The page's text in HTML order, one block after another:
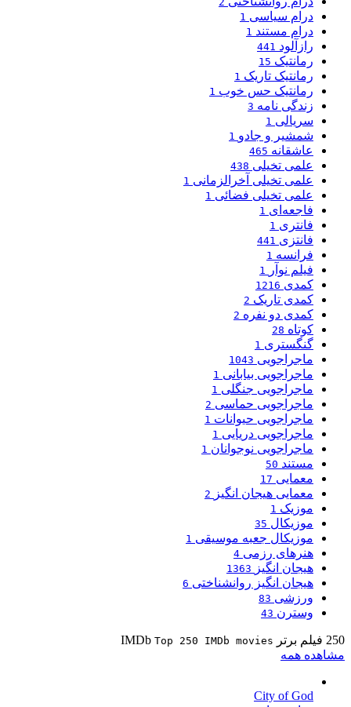
درام سیاسی 1
درام مستند 1
رازآلود 441
رمانتیک 15
رمانتیک تاریک 1
رمانتیک حس خوب 1
زندگی نامه 3
سریالی 1
شمشیر و جادو 1
عاشقانه 465
علمی تخیلی 438
علمی تخیلی آخرالزمانی 1
علمی تخیلی فضائی 1
فاجعه‌ای 1
فانتری 1
فانتزی 441
فرانسه 1
فیلم نوآر 1
کمدی 1216
کمدی تاریک 2
کمدی دو نفره 2
کوتاه 28
گنگستری 1
ماجراجویی 1043
ماجراجویی بیابانی 1
ماجراجویی جنگلی 1
ماجراجویی حماسی 2
ماجراجویی حیوانات 1
ماجراجویی دریایی 1
ماجراجویی نوجوانان 1
مستند 50
معمایی 17
معمایی هیجان انگیز 2
موزیک 1
موزیکال 35
موزیکال جعبه موسیقی 1
هنرهای رزمی 4
هیجان انگیز 1363
هیجان انگیز روانشناختی 6
ورزشی 83
وسترن 43
250 فیلم برتر IMDb Top 250 IMDb movies
مشاهده همه
City of God